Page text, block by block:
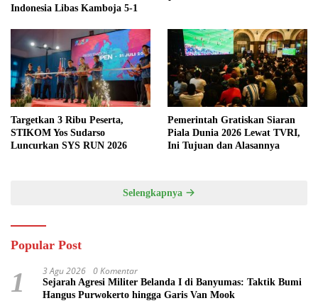
Indonesia Libas Kamboja 5-1
Targetkan 3 Ribu Peserta,
STIKOM Yos Sudarso
Luncurkan SYS RUN 2026
Pemerintah Gratiskan Siaran
Piala Dunia 2026 Lewat TVRI,
Ini Tujuan dan Alasannya
Selengkapnya
Popular Post
1 3 Agu 2026 0 Komentar
Sejarah Agresi Militer Belanda I di Banyumas: Taktik Bumi
Hangus Purwokerto hingga Garis Van Mook